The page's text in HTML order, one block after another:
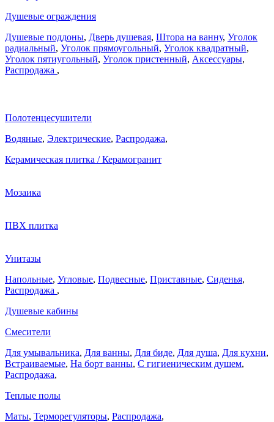
Душевые ограждения
Душевые поддоны, Дверь душевая, Штора на ванну, Уголок
радиальный, Уголок прямоугольный, Уголок квадратный,
Уголок пятиугольный, Уголок пристенный, Аксессуары,
Распродажа ,
Полотенцесушители
Водяные, Электрические, Распродажа,
Керамическая плитка / Керамогранит
Мозаика
ПВХ плитка
Унитазы
Напольные, Угловые, Подвесные, Приставные, Сиденья,
Распродажа ,
Душевые кабины
Смесители
Для умывальника, Для ванны, Для биде, Для душа, Для кухни,
Встраиваемые, На борт ванны, C гигиеническим душем,
Распродажа,
Теплые полы
Маты, Терморегуляторы, Распродажа,